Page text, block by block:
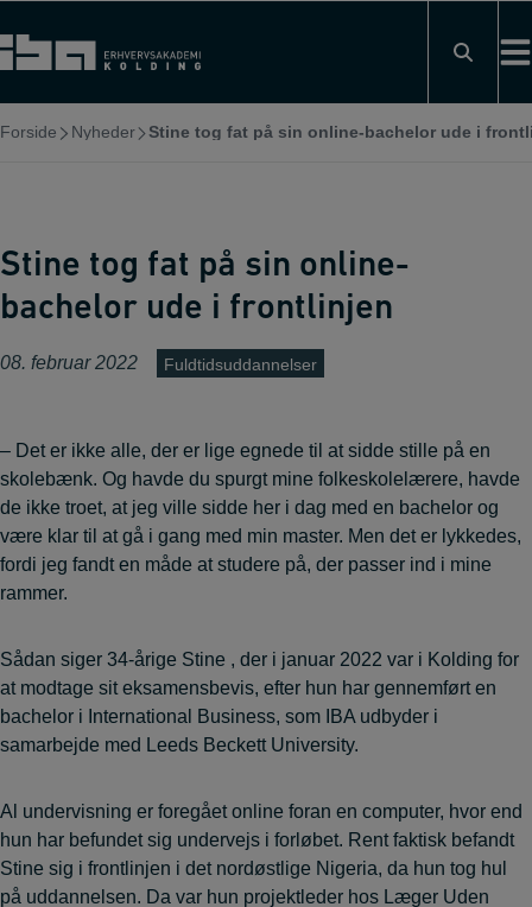
til
indholdet
Forside Nyheder Stine tog fat på sin online-bachelor ude i
Stine tog fat på sin online-
bachelor ude i frontlinjen
08. februar 2022 Fuldtidsuddannelser
– Det er ikke alle, der er lige egnede til at sidde stille på en
skolebænk. Og havde du spurgt mine folkeskolelærere, havde
de ikke troet, at jeg ville sidde her i dag med en bachelor og
være klar til at gå i gang med min master. Men det er lykkedes,
fordi jeg fandt en måde at studere på, der passer ind i mine
rammer.
Sådan siger 34-årige Stine , der i januar 2022 var i Kolding for
at modtage sit eksamensbevis, efter hun har gennemført en
bachelor i International Business, som IBA udbyder i
samarbejde med Leeds Beckett University.
Al undervisning er foregået online foran en computer, hvor end
hun har befundet sig undervejs i forløbet. Rent faktisk befandt
Stine sig i frontlinjen i det nordøstlige Nigeria, da hun tog hul
på uddannelsen. Da var hun projektleder hos Læger Uden